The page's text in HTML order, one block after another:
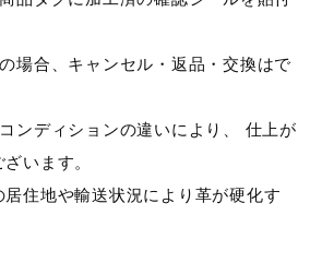
場合、キャンセル・返品・交換はで
ンディションの違いにより、 仕上が
います。
住地や輸送状況により革が硬化す